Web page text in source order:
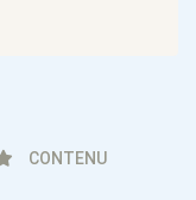
CONTENU